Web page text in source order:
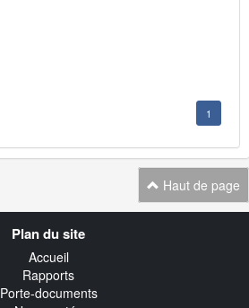
1
Haut de page
Plan du site
Accueil
Rapports
Porte-documents